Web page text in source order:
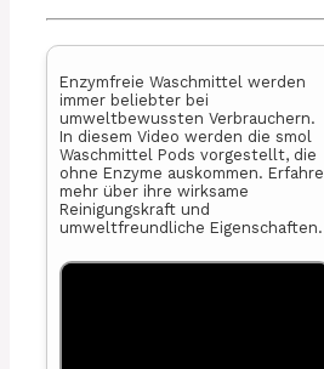
Enzymfreie Waschmittel werden
immer beliebter bei
umweltbewussten Verbrauchern.
In diesem Video werden die smol
Waschmittel Pods vorgestellt, die
ohne Enzyme auskommen. Erfahre
mehr über ihre wirksame
Reinigungskraft und
umweltfreundliche Eigenschaften.